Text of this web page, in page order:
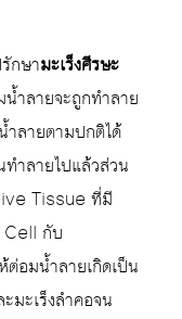
กษามะเร็งศีรษะ
ำลายจะถูกทำลาย
ำลายตามปกติได้
ทำลายไปแล้วส่วน
Tissue ที่มี
Cell กับ
อมน้ำลายเกิดเป็น
มะเร็งลำคอจน